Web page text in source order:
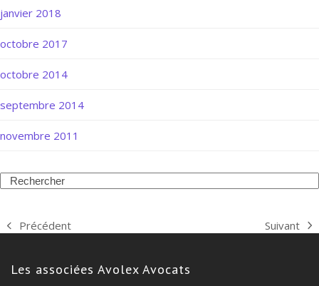
janvier 2018
octobre 2017
octobre 2014
septembre 2014
novembre 2011
Search
previous
Précédent
next
Suivant
Les associées Avolex Avocats